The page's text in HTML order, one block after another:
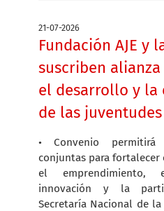
21-07-2026
Fundación AJE y
suscriben
el desarrollo y la
de las
• Convenio permitirá
conjuntas para fortalecer
el
innovación y la
Secretaría Nacional de